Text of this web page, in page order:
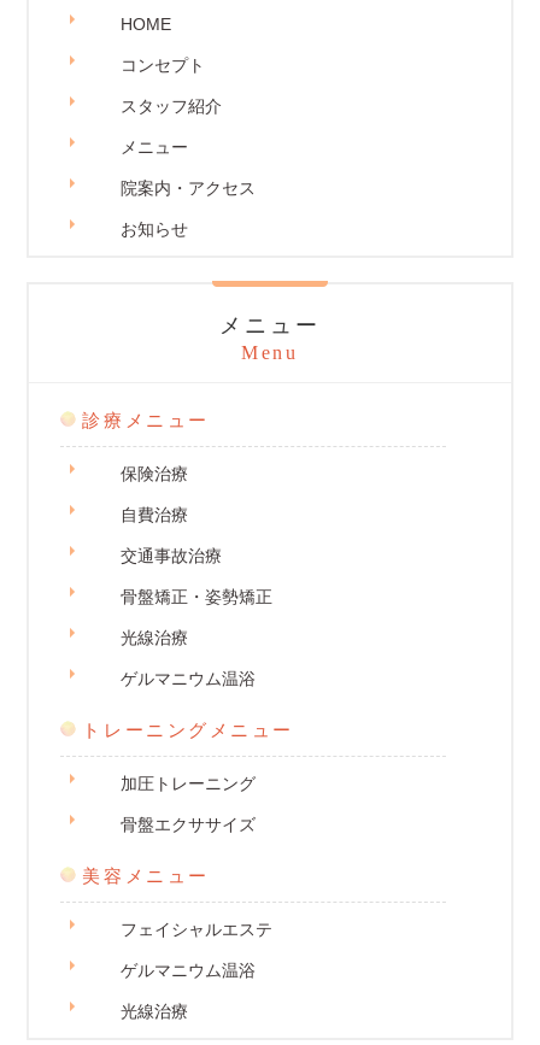
HOME
コンセプト
スタッフ紹介
メニュー
院案内・アクセス
お知らせ
メニュー
Menu
診療メニュー
保険治療
自費治療
交通事故治療
骨盤矯正・姿勢矯正
光線治療
ゲルマニウム温浴
トレーニングメニュー
加圧トレーニング
骨盤エクササイズ
美容メニュー
フェイシャルエステ
ゲルマニウム温浴
光線治療